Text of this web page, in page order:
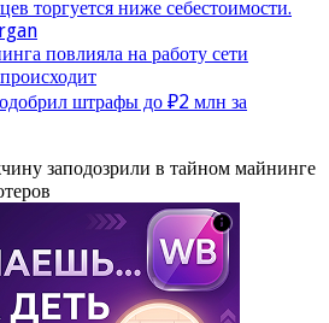
торгуется ниже себестоимости.
повлияла на работу сети
штрафы до ₽2 млн за
заподозрили в тайном майнинге